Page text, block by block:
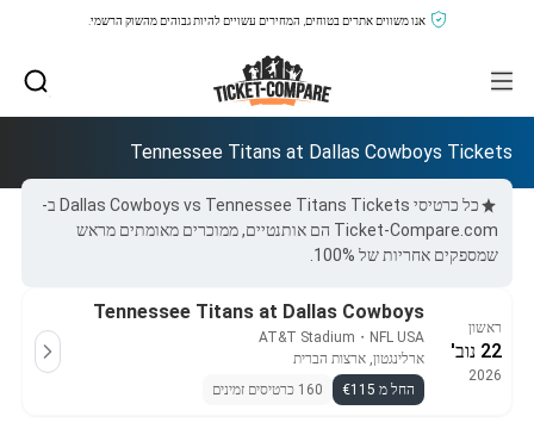
אנו משווים אתרים בטוחים, המחירים עשויים להיות גבוהים מהשוק הרשמי.
Tennessee Titans at Dallas Cowboys Tickets
כל כרטיסי Dallas Cowboys vs Tennessee Titans Tickets ב-
Ticket-Compare.com הם אותנטיים, ממוכרים מאומתים מראש
שמספקים אחריות של 100%.
ראשון
22 נוב'
2026
Tennessee Titans at Dallas Cowboys
NFL USA
・
AT&T Stadium
ארלינגטון, ארצות הברית
החל מ €115
160 כרטיסים זמינים